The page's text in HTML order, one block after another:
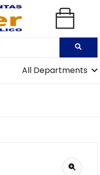
All Departments